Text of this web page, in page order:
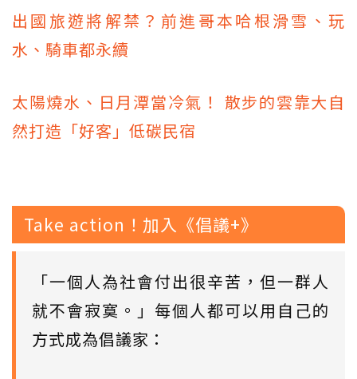
出國旅遊將解禁？前進哥本哈根滑雪、玩
水、騎車都永續
太陽燒水、日月潭當冷氣！ 散步的雲靠大自
然打造「好客」低碳民宿
Take action！加入《倡議+》
「一個人為社會付出很辛苦，但一群人
就不會寂寞。」每個人都可以用自己的
方式成為倡議家：